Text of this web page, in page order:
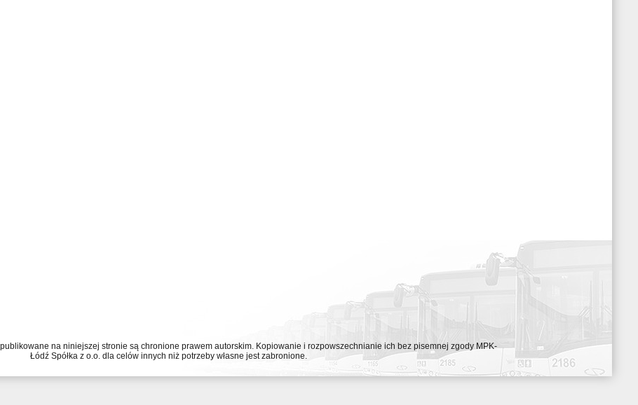
na niniejszej stronie są chronione prawem autorskim. Kopiowanie i rozpowszechnianie ich bez pisemnej zgody MPK-
Łódź Spółka z o.o. dla celów innych niż potrzeby własne jest zabronione.